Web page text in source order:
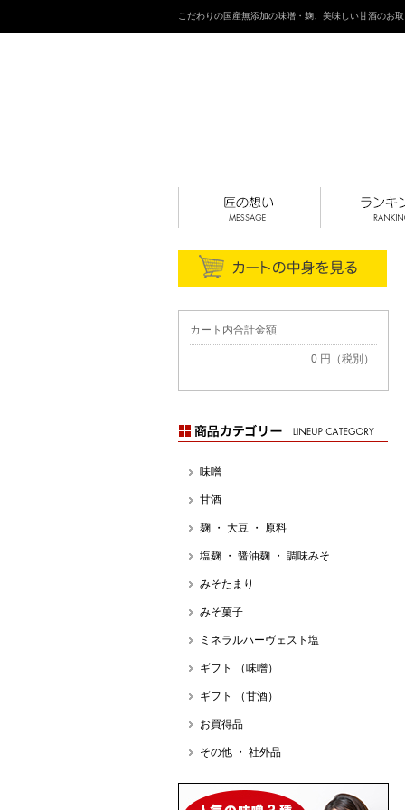
こだわりの国産無添加の味噌・麹、美味しい甘酒のお
カート内合計金額
0 円（税別）
味噌
甘酒
麹 ・ 大豆 ・ 原料
塩麹 ・ 醤油麹 ・ 調味みそ
みそたまり
みそ菓子
ミネラルハーヴェスト塩
ギフト （味噌）
ギフト （甘酒）
お買得品
その他 ・ 社外品